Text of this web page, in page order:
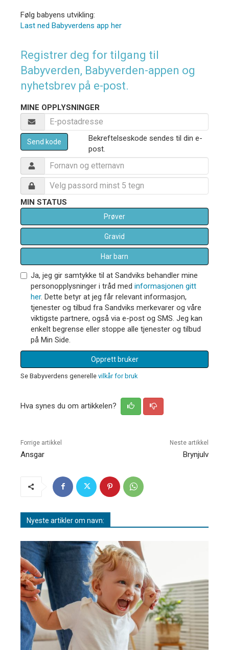
Følg babyens utvikling:
Last ned Babyverdens app her
Registrer deg for tilgang til
Babyverden, Babyverden-appen og
nyhetsbrev på e-post.
MINE OPPLYSNINGER
Send kode
Bekreftelseskode sendes til din e-
post.
MIN STATUS
Prøver
Gravid
Har barn
Ja, jeg gir samtykke til at Sandviks behandler mine
personopplysninger i tråd med informasjonen gitt
her. Dette betyr at jeg får relevant informasjon,
tjenester og tilbud fra Sandviks merkevarer og våre
viktigste partnere, også via e-post og SMS. Jeg kan
enkelt begrense eller stoppe alle tjenester og tilbud
på Min Side.
Opprett bruker
Se Babyverdens generelle vilkår for bruk
Hva synes du om artikkelen?
Forrige artikkel
Ansgar
Neste artikkel
Brynjulv
Nyeste artikler om navn: